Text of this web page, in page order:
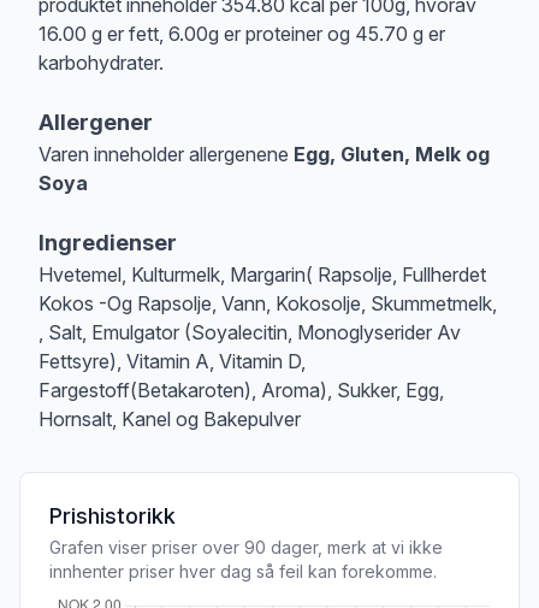
16.00 g er fett, 6.00g er proteiner og 45.70 g er
karbohydrater.
Allergener
Varen inneholder allergenene Egg, Gluten, Melk og
Soya
Ingredienser
Hvetemel, Kulturmelk, Margarin( Rapsolje, Fullherdet
Kokos -Og Rapsolje, Vann, Kokosolje, Skummetmelk,
, Salt, Emulgator (Soyalecitin, Monoglyserider Av
Fettsyre), Vitamin A, Vitamin D,
Fargestoff(Betakaroten), Aroma), Sukker, Egg,
Hornsalt, Kanel og Bakepulver
Prishistorikk
Grafen viser priser over 90 dager, merk at vi ikke
innhenter priser hver dag så feil kan forekomme.